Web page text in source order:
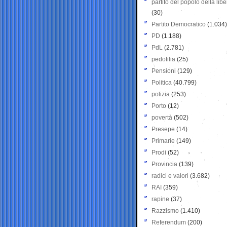
partito del popolo della
(30)
Partito Democratico (1.034)
PD (1.188)
PdL (2.781)
pedofilia (25)
Pensioni (129)
Politica (40.799)
polizia (253)
Porto (12)
povertà (502)
Presepe (14)
Primarie (149)
Prodi (52)
Provincia (139)
radici e valori (3.682)
RAI (359)
rapine (37)
Razzismo (1.410)
Referendum (200)